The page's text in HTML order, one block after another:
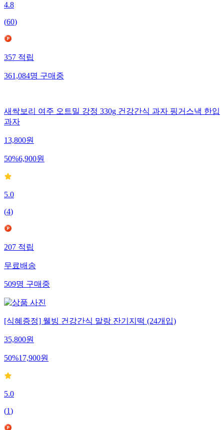
4.8
(60)
357 적립
361,084명 구매중
새싹보리 여주 오트밀 강정 330g 건강간식 과자 핑거스낵 한입
과자
13,800원
50%6,900원
5.0
(4)
207적립
무료배송
509명구매중
[식혜증정] 웰빙 건강간식 말랑 잔기지떡 (24개입)
35,800원
50%17,900원
5.0
(1)